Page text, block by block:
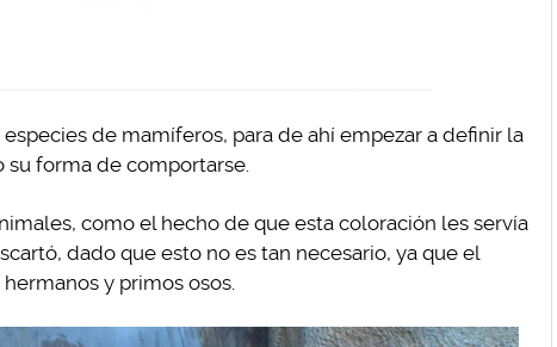
de mamíferos, para de ahí empezar a definir la
forma de comportarse.
como el hecho de que esta coloración les servía
dado que esto no es tan necesario, ya que el
y primos osos.